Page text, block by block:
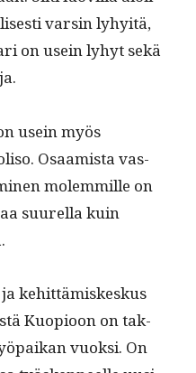
varsin lyhy­itä,
on usein lyhyt sekä
usein myös
Osaamista vas­
molem­mille on
suurel­la kuin
kehit­tämiskeskus
Kuo­pi­oon on tak­
vuok­si. On